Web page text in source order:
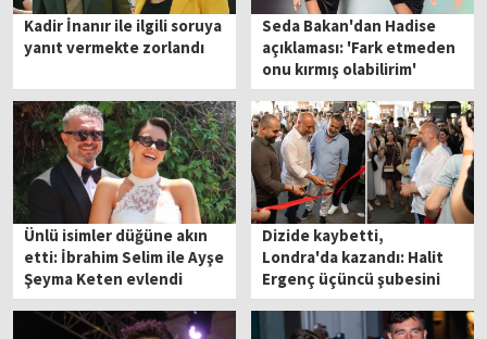
Kadir İnanır ile ilgili soruya
yanıt vermekte zorlandı
Seda Bakan'dan Hadise
açıklaması: 'Fark etmeden
onu kırmış olabilirim'
Ünlü isimler düğüne akın
etti: İbrahim Selim ile Ayşe
Şeyma Keten evlendi
Dizide kaybetti,
Londra'da kazandı: Halit
Ergenç üçüncü şubesini
açtı